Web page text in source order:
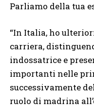
Parliamo della tua
“In Italia, ho
carriera,
indossatrice e
importanti nelle
successivamente
ruolo di madrina